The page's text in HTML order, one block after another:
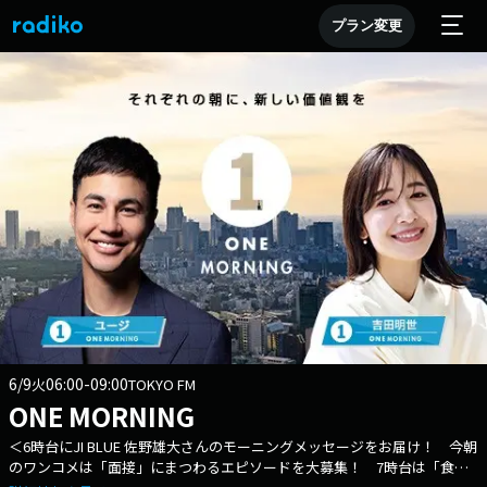
プラン変更
6/9火06:00-09:00TOKYO FM
ONE MORNING
＜6時台にJI BLUE 佐野雄大さんのモーニングメッセージをお届け！ 今朝
のワンコメは「面接」にまつわるエピソードを大募集！ 7時台は「食料